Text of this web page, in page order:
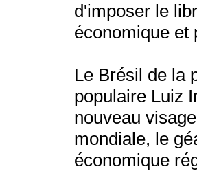
d'imposer le
économique et
Le Brésil de la
populaire Luiz
nouveau
mondiale, le
économique